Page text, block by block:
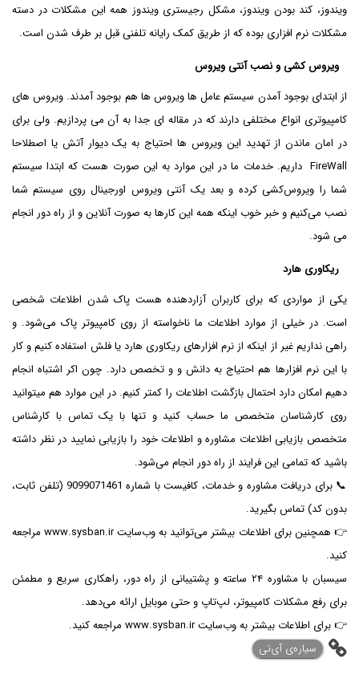
ویندوز، کند بودن ویندوز، مشکل رجیستری ویندوز همه این مشکلات در دسته
مشکلات نرم افزاری بوده که از طریق کمک رایانه تلفنی قبل بر طرف شدن است.
ویروس کشی و نصب آنتی ویروس
از ابتدای بوجود آمدن سیستم عامل ها ویروس ها هم بوجود آمدند. ویروس های
کامپیوتری انواع مختلفی دارند که در مقاله ای جدا به آن می پردازیم. ولی برای
در امان ماندن از تهدید این ویروس ها احتیاج به یک دیوار آتش یا اصطلاحا
FireWall داریم. خدمات ما در این موارد به این صورت هست که ابتدا سیستم
شما را ویروس‌کشی کرده و بعد یک آنتی ویروس اورجینال روی سیستم شما
نصب می‌کنیم و خبر خوب اینکه همه این کارها به صورت آنلاین و از راه دور انجام
می شود.
ریکاوری هارد
یکی از مواردی که برای کاربران آزاردهنده هست پاک شدن اطلاعات شخصی
است. در خیلی از موارد اطلاعات ما ناخواسته از روی کامپیوتر پاک می‌شود. و
راهی نداریم غیر از اینکه از نرم افزارهای ریکاوری هارد یا فلش استفاده کنیم و کار
با این نرم افزارها هم احتیاج به دانش و و تخصص دارد. چون اکر اشتباه انجام
دهیم امکان دارد احتمال بازگشت اطلاعات را کمتر کنیم. در این موارد هم میتوانید
روی کارشناسان متخصص ما حساب کنید و تنها با یک تماس با کارشناس
متخصص بازیابی اطلاعات مشاوره و اطلاعات خود را بازیابی نمایید در نظر داشته
باشید که تمامی این فرایند از راه دور انجام می‌شود.
📞 برای دریافت مشاوره و خدمات، کافیست با شماره 9099071461 (تلفن ثابت،
بدون کد) تماس بگیرید.
👉 همچنین برای اطلاعات بیشتر می‌توانید به وب‌سایت www.sysban.ir مراجعه
کنید.
سیسبان با مشاوره ۲۴ ساعته و پشتیبانی از راه دور، راهکاری سریع و مطمئن
برای رفع مشکلات کامپیوتر، لپ‌تاپ و حتی موبایل ارائه می‌دهد.
👉 برای اطلاعات بیشتر به وب‌سایت www.sysban.ir مراجعه کنید.
‌سیاره‌ی آی‌تی